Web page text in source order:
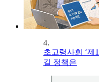
4.
초고령사회 ‘제
길 정책은